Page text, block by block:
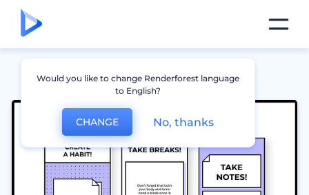
Would you like to change Renderforest language
to English?
CHANGE No, thanks